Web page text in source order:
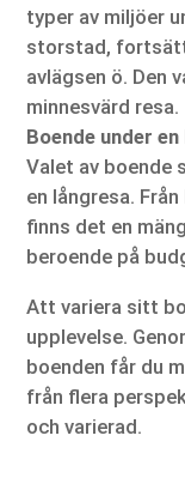
typer av miljöer
storstad,
avlägsen ö. Den
minnesvärd resa.
Boende under
Valet av boende
en långresa.
finns det en
beroende på
Att variera sitt
upplevelse.
boenden får du
från flera
och varierad.